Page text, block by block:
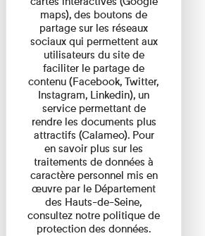
maps), des boutons de
partage sur les réseaux
sociaux qui permettent aux
utilisateurs du site de
faciliter le partage de
contenu (Facebook, Twitter,
Instagram, Linkedin), un
service permettant de
rendre les documents plus
attractifs (Calameo). Pour
en savoir plus sur les
traitements de données à
caractère personnel mis en
œuvre par le Département
des Hauts-de-Seine,
consultez notre politique de
protection des données.